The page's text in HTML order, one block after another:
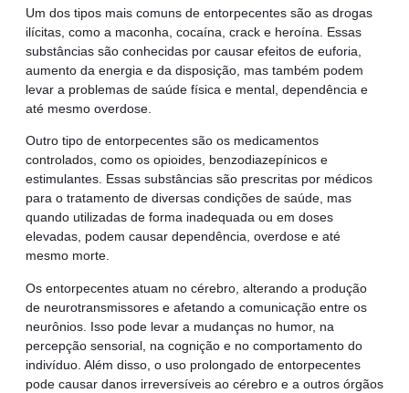
Um dos tipos mais comuns de entorpecentes são as drogas
ilícitas, como a maconha, cocaína, crack e heroína. Essas
substâncias são conhecidas por causar efeitos de euforia,
aumento da energia e da disposição, mas também podem
levar a problemas de saúde física e mental, dependência e
até mesmo overdose.
Outro tipo de entorpecentes são os medicamentos
controlados, como os opioides, benzodiazepínicos e
estimulantes. Essas substâncias são prescritas por médicos
para o tratamento de diversas condições de saúde, mas
quando utilizadas de forma inadequada ou em doses
elevadas, podem causar dependência, overdose e até
mesmo morte.
Os entorpecentes atuam no cérebro, alterando a produção
de neurotransmissores e afetando a comunicação entre os
neurônios. Isso pode levar a mudanças no humor, na
percepção sensorial, na cognição e no comportamento do
indivíduo. Além disso, o uso prolongado de entorpecentes
pode causar danos irreversíveis ao cérebro e a outros órgãos